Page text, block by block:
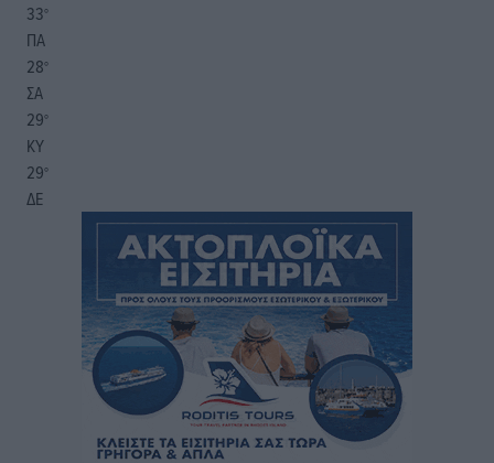
33°
ΠΑ
28°
ΣΑ
29°
ΚΥ
29°
ΔΕ